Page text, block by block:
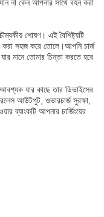
না কেন আপনার সাথে বহন করা
শোষণ। এই বৈশিষ্ট্যটি
করা সহজ করে তোলে।আপনি চার্জ
মানে তোমার চিন্তা করতে হবে
যার কাছে তার ডিভাইসের
আউটপুট, ওভারচার্জ সুরক্ষা,
ব্যাংকটি আপনার চার্জিংয়ের